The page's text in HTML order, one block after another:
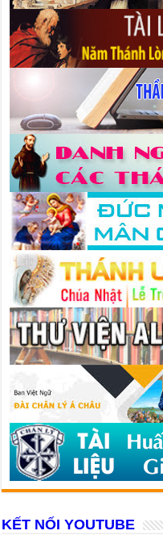
KẾT NỐI YOUTUBE